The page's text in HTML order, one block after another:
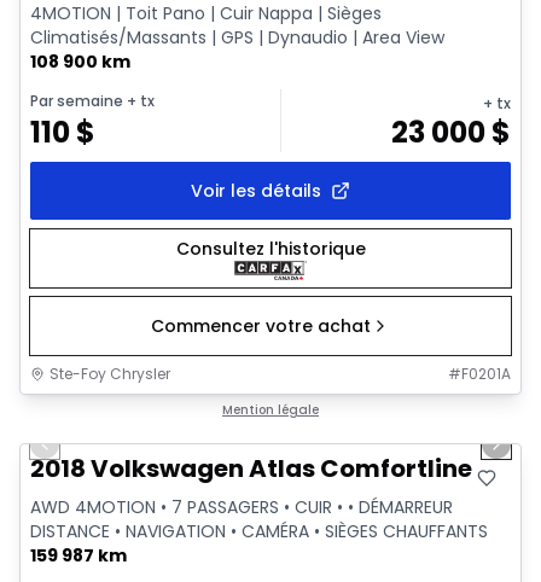
4MOTION | Toit Pano | Cuir Nappa | Sièges
Climatisés/Massants | GPS | Dynaudio | Area View
108 900 km
Par semaine + tx
110$
+ tx
23 000$
Voir les détails
Consultez l'historique
Commencer votre achat
Ste-Foy Chrysler #F0201A
Mention légale
Previous slide Next
2018 Volkswagen Atlas Comfortline
AWD 4MOTION • 7 PASSAGERS • CUIR • • DÉMARREUR
DISTANCE • NAVIGATION • CAMÉRA • SIÈGES CHAUFFANTS
159 987 km